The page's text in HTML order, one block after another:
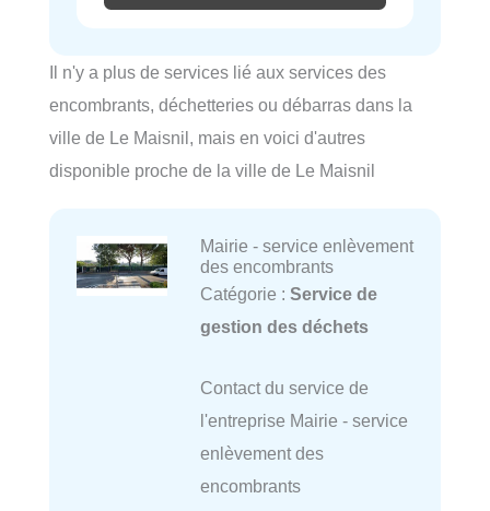
Il n'y a plus de services lié aux services des
encombrants, déchetteries ou débarras dans la
ville de Le Maisnil, mais en voici d'autres
disponible proche de la ville de Le Maisnil
Mairie - service enlèvement
des encombrants
Catégorie : Service de
gestion des déchets
Contact du service de
l'entreprise Mairie - service
enlèvement des
encombrants